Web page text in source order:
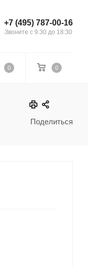
+7 (495) 787-00-16
Звоните с 9:30 до 18:30
0 0
Поделиться